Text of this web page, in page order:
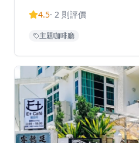
合菜單和舒適氛圍聞名，深受
餐，應有盡有。意大利麵選
髓。餐廳的牛扒選用優質肉
多汁。自家製甜品和果汁使
甜蜜的結尾。無論是週末早
Polaris都能提供完美的用餐體
的環境中，享受西式料理的美
4.5· 2 則評價
主題咖啡廳